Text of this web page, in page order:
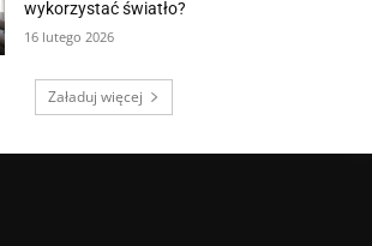
wykorzystać światło?
16 lutego 2026
Załaduj więcej